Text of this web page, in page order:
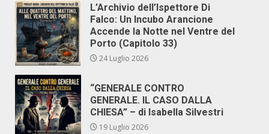
L’Archivio dell’Ispettore Di
Falco: Un Incubo Arancione
Accende la Notte nel Ventre del
Porto (Capitolo 33)
24 Luglio 2026
“GENERALE CONTRO
GENERALE. IL CASO DALLA
CHIESA” – di Isabella Silvestri
19 Luglio 2026